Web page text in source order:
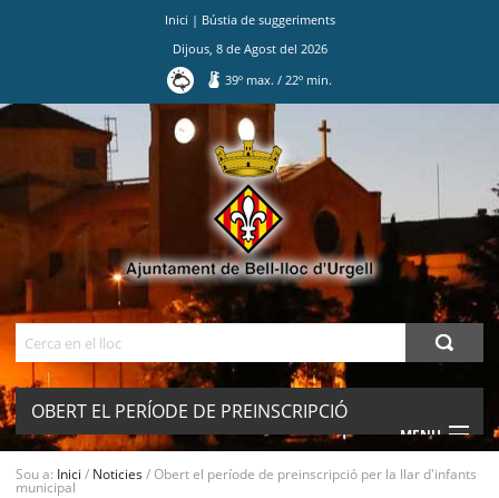
Inici | Bústia de suggeriments
Dijous, 8de Agostdel 2026
39º max./ 22º min.
OBERT EL PERÍODE DE PREINSCRIPCIÓ
PER LA LLAR D'INFANTS MUNICIPAL
MENU
Sou a: Inici / Noticies/Obert el període de preinscripció per la llar d'infants
municipal